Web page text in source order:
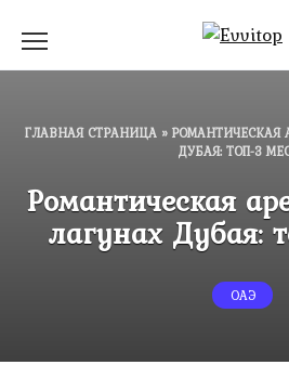
содержанию
ГЛАВНАЯ СТРАНИЦА » РОМАНТИЧЕСКАЯ
ДУБАЯ: ТОП-3
Романтическая
лагунах Дубая:
ОАЭ